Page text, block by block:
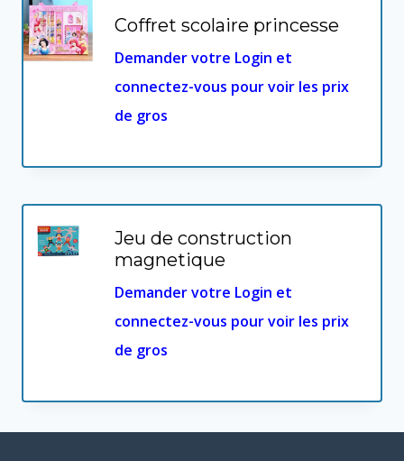
Coffret scolaire princesse
Demander votre Login et
connectez-vous pour voir les prix
de gros
Jeu de construction
magnetique
Demander votre Login et
connectez-vous pour voir les prix
de gros